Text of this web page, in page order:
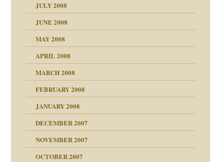
JULY 2008
Juni 2008
JUNE 2008
und Staat
MAY 2008
APRIL 2008
MARCH 2008
FEBRUARY 2008
JANUARY 2008
DECEMBER 2007
NOVEMBER 2007
OCTOBER 2007